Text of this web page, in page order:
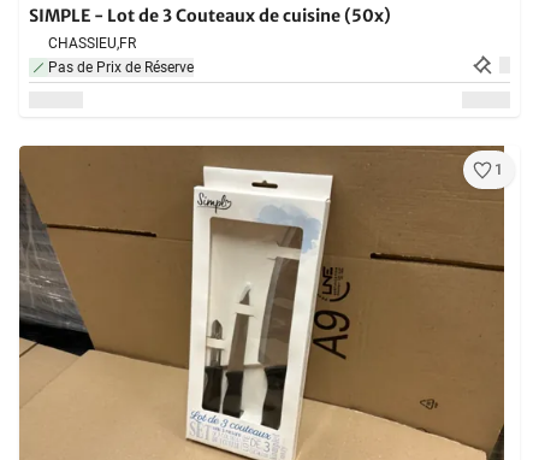
SIMPLE - Lot de 3 Couteaux de cuisine (50x)
CHASSIEU,FR
Pas de Prix de Réserve
1